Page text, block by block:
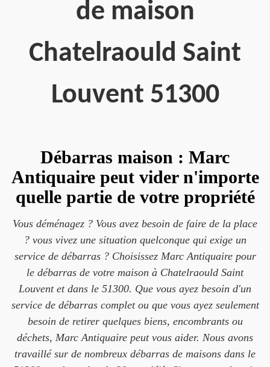
de maison
Chatelraould Saint
Louvent 51300
Débarras maison : Marc
Antiquaire peut vider n'importe
quelle partie de votre propriété
Vous déménagez ? Vous avez besoin de faire de la place
? vous vivez une situation quelconque qui exige un
service de débarras ? Choisissez Marc Antiquaire pour
le débarras de votre maison à Chatelraould Saint
Louvent et dans le 51300. Que vous ayez besoin d'un
service de débarras complet ou que vous ayez seulement
besoin de retirer quelques biens, encombrants ou
déchets, Marc Antiquaire peut vous aider. Nous avons
travaillé sur de nombreux débarras de maisons dans le